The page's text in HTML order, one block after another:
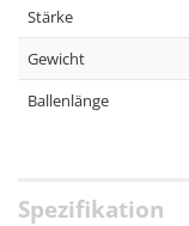
Stärke
Gewicht
Ballenlänge
Spezifikation